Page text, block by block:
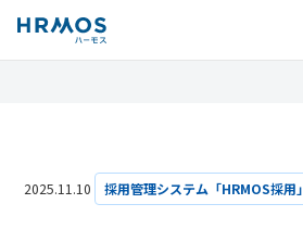
2025.11.10 採用管理システム「HRMOS採用」